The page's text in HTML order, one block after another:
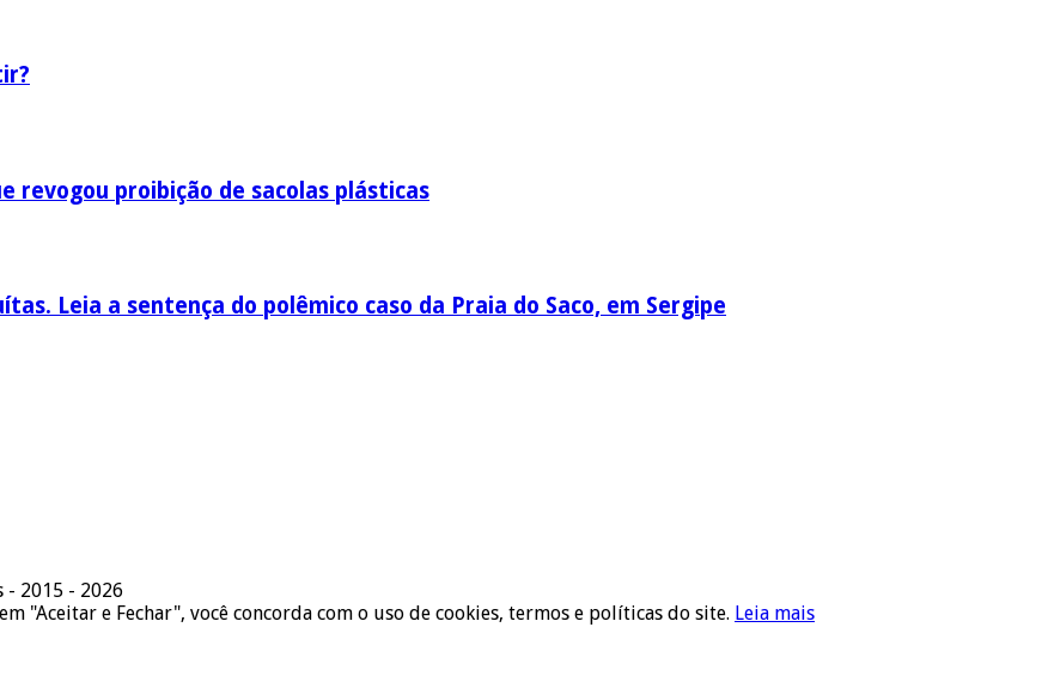
revogou proibição de sacolas plásticas
Leia a sentença do polêmico caso da Praia do Saco, em Sergipe
2015 - 2026
"Aceitar e Fechar", você concorda com o uso de cookies, termos e políticas do site. Leia mais